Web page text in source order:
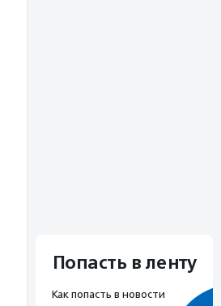
Попасть в ленту
Как попасть в новости